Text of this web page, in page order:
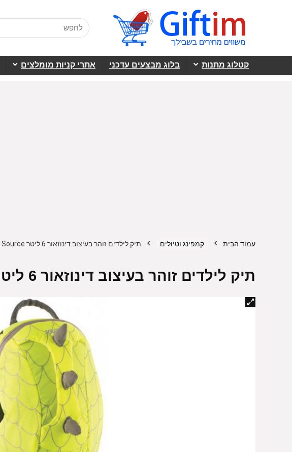
קטלוג מתנות בלוג מבצעים עדכני אתרי קניות מומלצים
עמוד הבית קמפינג וטיולים תיק לילדים זוהר בעיצוב דינוזאור 6 ליטר Source – צבע צהוב
תיק לילדים זוהר בעיצוב דינוזאור 6 ליטר Source – צבע צהוב